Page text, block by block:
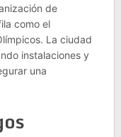
de
como el
La ciudad
instalaciones y
una